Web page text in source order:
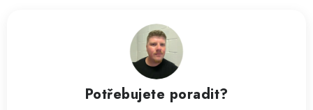
Kontakty
Potřebujete poradit?